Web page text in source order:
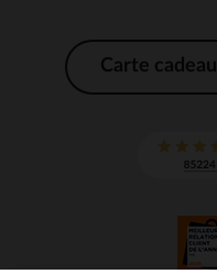
Carte cadeau